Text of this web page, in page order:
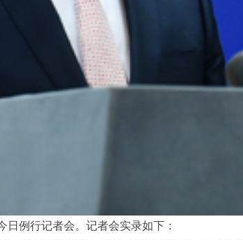
例行记者会。记者会实录如下：